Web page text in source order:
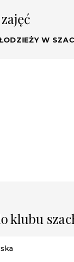
W
klubu